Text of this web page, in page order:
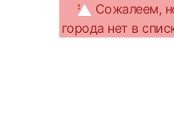
Сожалеем,
города нет в